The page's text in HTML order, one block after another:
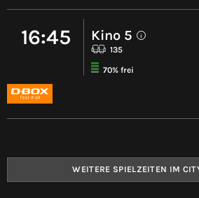
16:45 Kino 5 i
135
70% frei
WEITERE SPIELZEITEN IM